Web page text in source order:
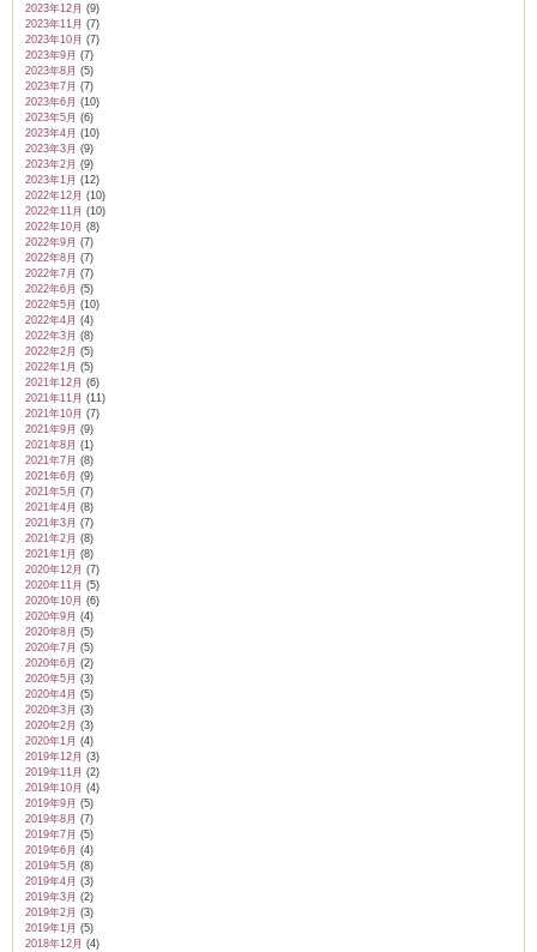
2023年12月 (9)
2023年11月 (7)
2023年10月 (7)
2023年9月 (7)
2023年8月 (5)
2023年7月 (7)
2023年6月 (10)
2023年5月 (6)
2023年4月 (10)
2023年3月 (9)
2023年2月 (9)
2023年1月 (12)
2022年12月 (10)
2022年11月 (10)
2022年10月 (8)
2022年9月 (7)
2022年8月 (7)
2022年7月 (7)
2022年6月 (5)
2022年5月 (10)
2022年4月 (4)
2022年3月 (8)
2022年2月 (5)
2022年1月 (5)
2021年12月 (6)
2021年11月 (11)
2021年10月 (7)
2021年9月 (9)
2021年8月 (1)
2021年7月 (8)
2021年6月 (9)
2021年5月 (7)
2021年4月 (8)
2021年3月 (7)
2021年2月 (8)
2021年1月 (8)
2020年12月 (7)
2020年11月 (5)
2020年10月 (6)
2020年9月 (4)
2020年8月 (5)
2020年7月 (5)
2020年6月 (2)
2020年5月 (3)
2020年4月 (5)
2020年3月 (3)
2020年2月 (3)
2020年1月 (4)
2019年12月 (3)
2019年11月 (2)
2019年10月 (4)
2019年9月 (5)
2019年8月 (7)
2019年7月 (5)
2019年6月 (4)
2019年5月 (8)
2019年4月 (3)
2019年3月 (2)
2019年2月 (3)
2019年1月 (5)
2018年12月 (4)